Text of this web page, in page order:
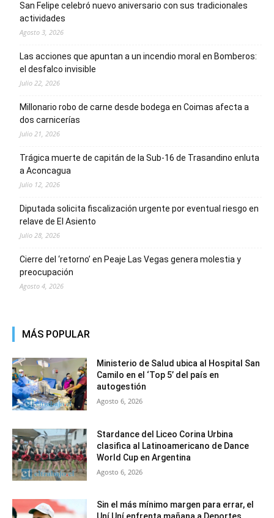
San Felipe celebró nuevo aniversario con sus tradicionales
actividades
Agosto 3, 2026
Las acciones que apuntan a un incendio moral en Bomberos:
el desfalco invisible
Julio 22, 2026
Millonario robo de carne desde bodega en Coimas afecta a
dos carnicerías
Julio 21, 2026
Trágica muerte de capitán de la Sub-16 de Trasandino enluta
a Aconcagua
Julio 12, 2026
Diputada solicita fiscalización urgente por eventual riesgo en
relave de El Asiento
Julio 28, 2026
Cierre del ‘retorno’ en Peaje Las Vegas genera molestia y
preocupación
Agosto 4, 2026
MÁS POPULAR
Ministerio de Salud ubica al Hospital San
Camilo en el ‘Top 5’ del país en
autogestión
Agosto 6, 2026
Stardance del Liceo Corina Urbina
clasifica al Latinoamericano de Dance
World Cup en Argentina
Agosto 6, 2026
Sin el más mínimo margen para errar, el